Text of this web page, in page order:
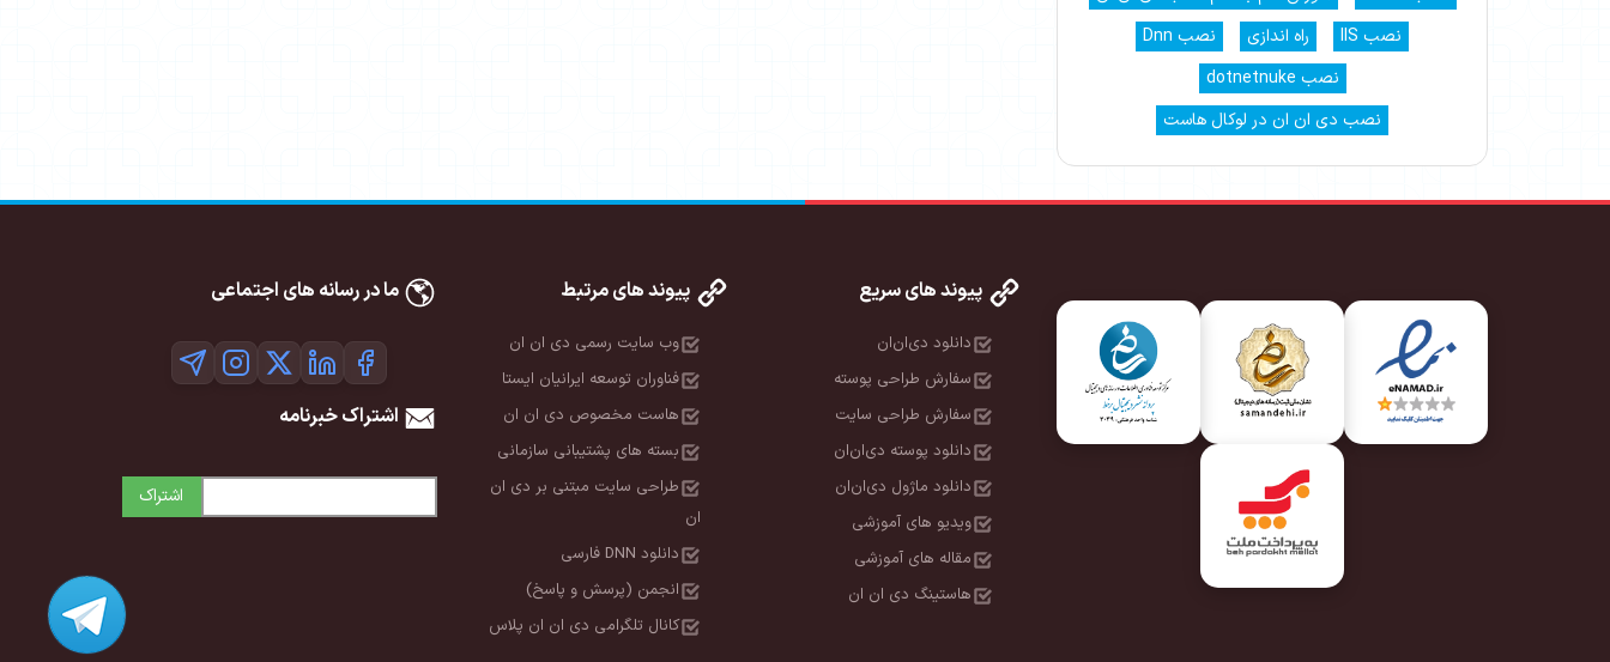
نصب IIS
راه اندازی
نصب Dnn
نصب dotnetnuke
نصب دی ان ان در لوکال هاست
پیوند های سریع
دانلود دی‌ان‌ان
سفارش طراحی پوسته
سفارش طراحی سایت
دانلود پوسته دی‌ان‌ان
دانلود ماژول دی‌ان‌ان
ویدیو های آموزشی
مقاله های آموزشی
هاستینگ دی ان ان
پیوند های مرتبط
وب سایت رسمی دی ان ان
فناوران توسعه ایرانیان ایستا
هاست مخصوص دی ان ان
بسته های پشتیبانی سازمانی
طراحی سایت مبتنی بر دی ان
ان
دانلود DNN فارسی
انجمن (پرسش و پاسخ)
کانال تلگرامی دی ان ان پلاس
ما در رسانه های اجتماعی
اشتراک خبرنامه
اشتراک